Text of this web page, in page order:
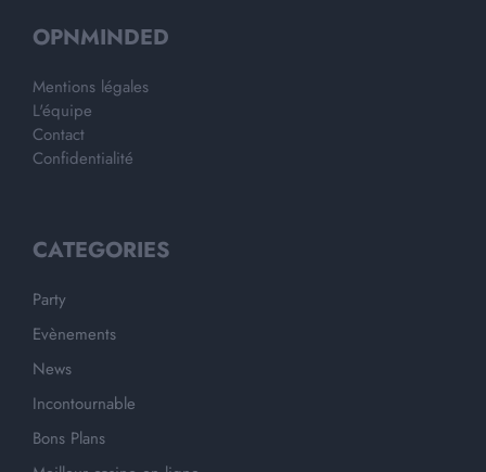
OPNMINDED
Mentions légales
L'équipe
Contact
Confidentialité
CATEGORIES
Party
Evènements
News
Incontournable
Bons Plans